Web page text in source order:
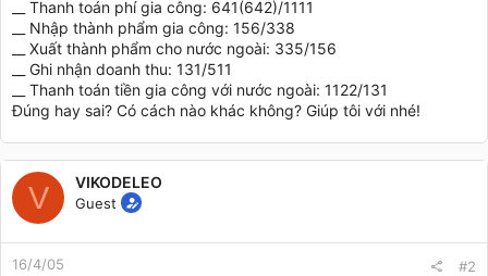
__ Thanh toán phí gia công: 641(642)/1111
__ Nhập thành phẩm gia công: 156/338
__ Xuất thành phẩm cho nước ngoài: 335/156
__ Ghi nhận doanh thu: 131/511
__ Thanh toán tiền gia công với nước ngoài: 1122/131
Đúng hay sai? Có cách nào khác không? Giúp tôi với nhé!
V VIKODELEO
Guest
16/4/05 #2